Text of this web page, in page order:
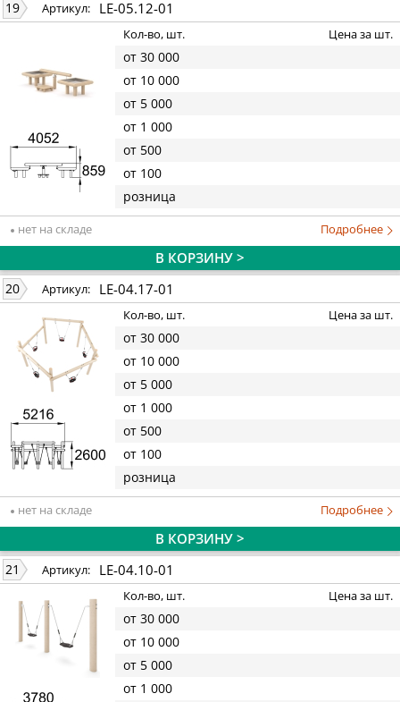
19 Артикул: LE-05.12-01
Кол-во, шт. Цена за шт.
от 30 000
от 10 000
от 5 000
от 1 000
от 500
от 100
розница
нет на складе Подробнее
В КОРЗИНУ >
20 Артикул: LE-04.17-01
Кол-во, шт. Цена за шт.
от 30 000
от 10 000
от 5 000
от 1 000
от 500
от 100
розница
нет на складе Подробнее
В КОРЗИНУ >
21 Артикул: LE-04.10-01
Кол-во, шт. Цена за шт.
от 30 000
от 10 000
от 5 000
от 1 000